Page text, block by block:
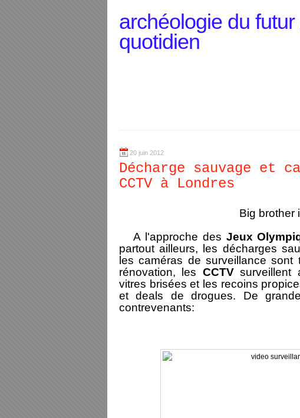
archéologie du
quotidien
20 juin 2012
Décharge sauvage et
CCTV à Londres
Big brother
A l'approche des Jeux
partout ailleurs, les décharges
les caméras de surveillance
rénovation, les CCTVsurveillent
vitres brisées et les recoins
et deals de drogues. De
contrevenants: